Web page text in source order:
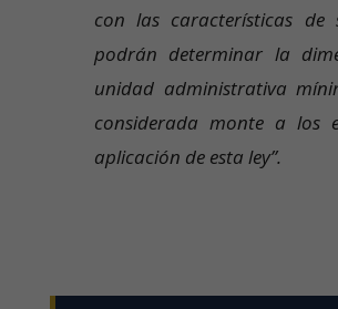
con las características de
podrán determinar la
unidad administrativa
considerada monte a los
aplicación de esta ley”.